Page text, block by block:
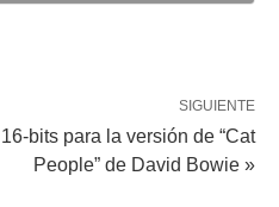
SIGUIENTE
bits para la versión de “Cat
People” de David Bowie »